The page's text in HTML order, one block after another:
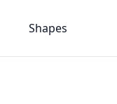
Shapes